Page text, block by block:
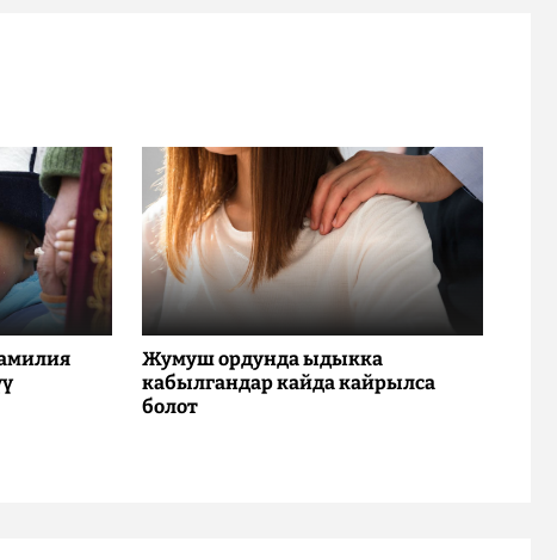
Жумуш ордунда ыдыкка
кабылгандар кайда кайрылса
болот